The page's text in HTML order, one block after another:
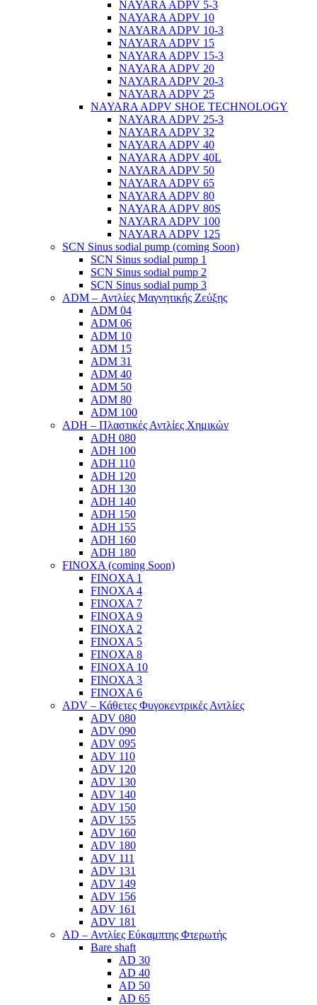
NAYARA ADPV 5-3
NAYARA ADPV 10
NAYARA ADPV 10-3
NAYARA ADPV 15
NAYARA ADPV 15-3
NAYARA ADPV 20
NAYARA ADPV 20-3
NAYARA ADPV 25
NAYARA ADPV SHOE TECHNOLOGY
NAYARA ADPV 25-3
NAYARA ADPV 32
NAYARA ADPV 40
NAYARA ADPV 40L
NAYARA ADPV 50
NAYARA ADPV 65
NAYARA ADPV 80
NAYARA ADPV 80S
NAYARA ADPV 100
NAYARA ADPV 125
SCN Sinus sodial pump (coming Soon)
SCN Sinus sodial pump 1
SCN Sinus sodial pump 2
SCN Sinus sodial pump 3
ADM – Αντλίες Μαγνητικής Ζεύξης
ADM 04
ADM 06
ADM 10
ADM 15
ADM 31
ADM 40
ADM 50
ADM 80
ADM 100
ADH – Πλαστικές Αντλίες Χημικών
ADH 080
ADH 100
ADH 110
ADH 120
ADH 130
ADH 140
ADH 150
ADH 155
ADH 160
ADH 180
FINOXA (coming Soon)
FINOXA 1
FINOXA 4
FINOXA 7
FINOXA 9
FINOXA 2
FINOXA 5
FINOXA 8
FINOXA 10
FINOXA 3
FINOXA 6
ADV – Κάθετες Φυγοκεντρικές Αντλίες
ADV 080
ADV 090
ADV 095
ADV 110
ADV 120
ADV 130
ADV 140
ADV 150
ADV 155
ADV 160
ADV 180
ADV 111
ADV 131
ADV 149
ADV 156
ADV 161
ADV 181
AD – Αντλίες Εύκαμπτης Φτερωτής
Bare shaft
AD 30
AD 40
AD 50
AD 65